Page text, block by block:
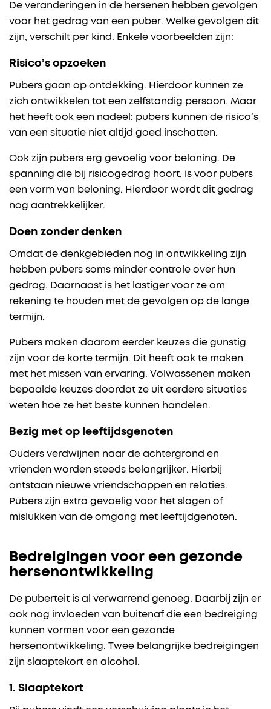
De veranderingen in de hersenen hebben gevolgen
voor het gedrag van een puber. Welke gevolgen dit
zijn, verschilt per kind. Enkele voorbeelden zijn:
Risico’s opzoeken
Pubers gaan op ontdekking. Hierdoor kunnen ze
zich ontwikkelen tot een zelfstandig persoon. Maar
het heeft ook een nadeel: pubers kunnen de risico’s
van een situatie niet altijd goed inschatten.
Ook zijn pubers erg gevoelig voor beloning. De
spanning die bij risicogedrag hoort, is voor pubers
een vorm van beloning. Hierdoor wordt dit gedrag
nog aantrekkelijker.
Doen zonder denken
Omdat de denkgebieden nog in ontwikkeling zijn
hebben pubers soms minder controle over hun
gedrag. Daarnaast is het lastiger voor ze om
rekening te houden met de gevolgen op de lange
termijn.
Pubers maken daarom eerder keuzes die gunstig
zijn voor de korte termijn. Dit heeft ook te maken
met het missen van ervaring. Volwassenen maken
bepaalde keuzes doordat ze uit eerdere situaties
weten hoe ze het beste kunnen handelen.
Bezig met op leeftijdsgenoten​
Ouders verdwijnen naar de achtergrond en
vrienden worden steeds belangrijker. Hierbij
ontstaan nieuwe vriendschappen en relaties.
Pubers zijn extra gevoelig voor het slagen of
mislukken van de omgang met leeftijdgenoten.
Bedreigingen voor een gezonde
hersenontwikkeling
De puberteit is al verwarrend genoeg. Daarbij zijn er
ook nog invloeden van buitenaf die een bedreiging
kunnen vormen voor een gezonde
hersenontwikkeling. Twee belangrijke bedreigingen
zijn slaaptekort en alcohol.
1. Slaaptekort